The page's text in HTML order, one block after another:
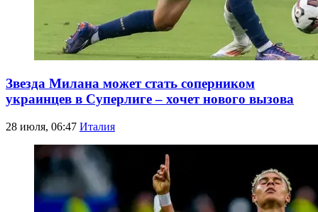
Звезда Милана может стать соперником
украинцев в Суперлиге – хочет нового вызова
28 июля, 06:47 Италия